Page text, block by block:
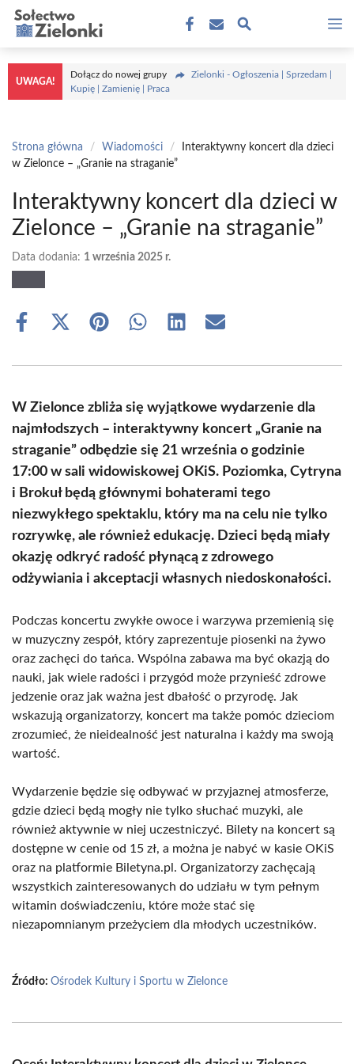
Przejdź
treści
UWAGA!
Dołącz do nowej grupy
Zielonki - Ogłoszenia | Sprzedam |
Kupię | Zamienię | Praca
Strona główna / Wiadomości /
Interaktywny koncert dla dzieci
w Zielonce – „Granie na straganie”
Interaktywny koncert dla dzieci w
Zielonce – „Granie na straganie”
Data dodania: 1 września 2025 r.
Share
Share
(Twitter)
Share Share Share Share
W Zielonce zbliża się wyjątkowe wydarzenie dla
najmłodszych – interaktywny koncert „Granie na
straganie” odbędzie się 21 września o godzinie
17:00 w sali widowiskowej OKiS. Poziomka, Cytryna
i Brokuł będą głównymi bohaterami tego
niezwykłego spektaklu, który ma na celu nie tylko
rozrywkę, ale również edukację. Dzieci będą miały
okazję odkryć radość płynącą z zdrowego
odżywiania i akceptacji własnych niedoskonałości.
Podczas koncertu zwykłe owoce i warzywa przemienią się
w muzyczny zespół, który zaprezentuje piosenki na żywo
oraz zachęci do tańca. Wspólna zabawa ma być okazją do
nauki, jak wiele radości i przygód może przynieść zdrowe
jedzenie oraz jak ważna jest dbałość o przyrodę. Jak
wskazują organizatorzy, koncert ma także pomóc dzieciom
zrozumieć, że nieidealność jest naturalna i każdy ma swoją
wartość.
Wydarzenie będzie się odbywać w przyjaznej atmosferze,
gdzie dzieci będą mogły nie tylko słuchać muzyki, ale
również aktywnie w niej uczestniczyć. Bilety na koncert są
dostępne w cenie od 15 zł, a można je nabyć w kasie OKiS
oraz na platformie Biletyna.pl. Organizatorzy zachęcają
wszystkich zainteresowanych do udziału w tym pełnym
witamin doświadczeniu, które może stać się
niezapomnianym przeżyciem dla młodych uczestników.
Źródło: Ośrodek Kultury i Sportu w Zielonce